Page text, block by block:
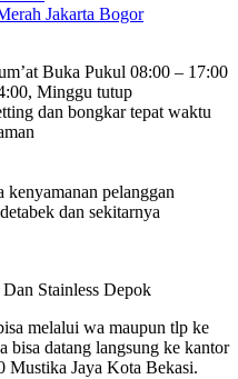
Jakarta Bogor
Buka Pukul 08:00 – 17:00
Minggu tutup
dan bongkar tepat waktu
kenyamanan pelanggan
dan sekitarnya
melalui wa maupun tlp ke
bisa datang langsung ke kantor
Mustika Jaya Kota Bekasi.